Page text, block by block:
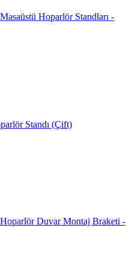
Hoparlör Standları -
Standı (Çift)
Duvar Montaj Braketi -